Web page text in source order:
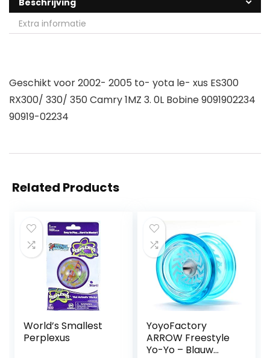
Beschrijving
Extra informatie
Geschikt voor 2002- 2005 to- yota le- xus ES300
RX300/ 330/ 350 Camry 1MZ 3. 0L Bobine 9091902234
90919-02234
Related Products
World’s Smallest
Perplexus
YoyoFactory
ARROW Freestyle
Yo-Yo – Blauw